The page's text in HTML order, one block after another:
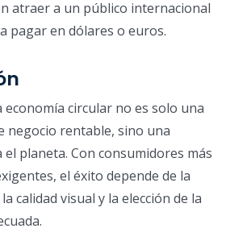
atraer a un público internacional
pagar en dólares o euros.
economía circular no es solo una
negocio rentable, sino una
el planeta. Con consumidores más
el éxito depende de la
calidad visual y la elección de la